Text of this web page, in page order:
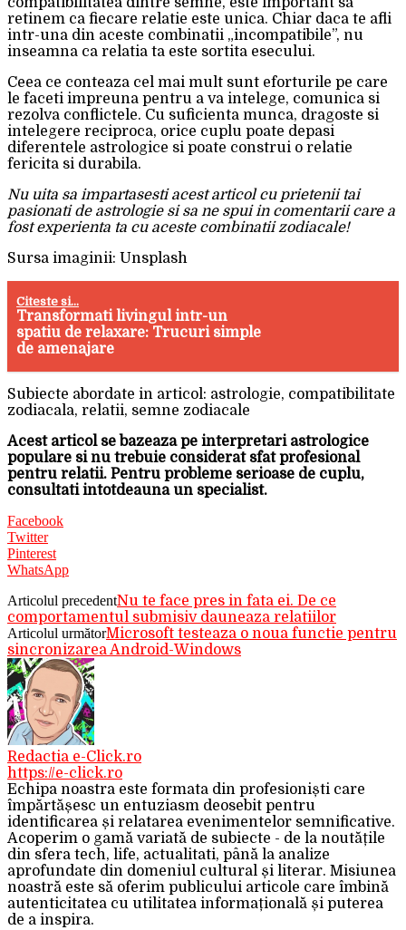
retinem ca fiecare relatie este unica. Chiar daca te afli
intr-una din aceste combinatii „incompatibile”, nu
inseamna ca relatia ta este sortita esecului.
Ceea ce conteaza cel mai mult sunt eforturile pe care
le faceti impreuna pentru a va intelege, comunica si
rezolva conflictele. Cu suficienta munca, dragoste si
intelegere reciproca, orice cuplu poate depasi
diferentele astrologice si poate construi o relatie
fericita si durabila.
Nu uita sa impartasesti acest articol cu prietenii tai
pasionati de astrologie si sa ne spui in comentarii care a
fost experienta ta cu aceste combinatii zodiacale!
Sursa imaginii: Unsplash
Citeste si...
Transformati livingul intr-un
spatiu de relaxare: Trucuri simple
de amenajare
Subiecte abordate in articol: astrologie, compatibilitate
zodiacala, relatii, semne zodiacale
Acest articol se bazeaza pe interpretari astrologice
populare si nu trebuie considerat sfat profesional
pentru relatii. Pentru probleme serioase de cuplu,
consultati intotdeauna un specialist.
Facebook
Twitter
Pinterest
WhatsApp
Articolul precedentNu te face pres in fata ei. De ce
comportamentul submisiv dauneaza relatiilor
Articolul următorMicrosoft testeaza o noua functie pentru
sincronizarea Android-Windows
Redactia e-Click.ro
https://e-click.ro
Echipa noastra este formata din profesioniști care
împărtășesc un entuziasm deosebit pentru
identificarea și relatarea evenimentelor semnificative.
Acoperim o gamă variată de subiecte - de la noutățile
din sfera tech, life, actualitati, până la analize
aprofundate din domeniul cultural și literar. Misiunea
noastră este să oferim publicului articole care îmbină
autenticitatea cu utilitatea informațională și puterea
de a inspira.